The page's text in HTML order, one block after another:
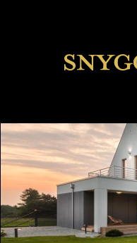
BLOGG